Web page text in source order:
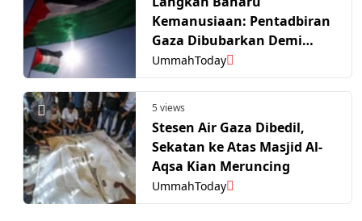
Kemanusiaan: Pentadbiran
Gaza Dibubarkan Demi
Laluan Jawatankuasa
Kebangsaan Mengikut
UmmahToday
5 views
Stesen Air Gaza Dibedil,
Sekatan ke Atas Masjid Al-
Aqsa Kian Meruncing
UmmahToday